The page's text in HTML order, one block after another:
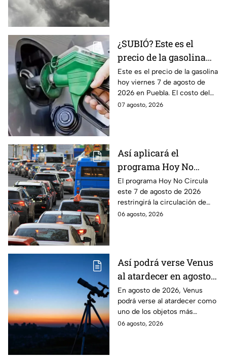
¿SUBIÓ? Este es el
precio de la gasolina
Puebla hoy viernes 7 de
agosto de 2026
Este es el precio de la gasolina
hoy viernes 7 de agosto de
2026 en Puebla. El costo del
combustible cambia todos los
07 agosto, 2026
Así aplicará el
programa Hoy No
Circula este 7 de agosto
de 2026 en CDMX y
Edomex
El programa Hoy No Circula
este 7 de agosto de 2026
restringirá la circulación de
vehículos en la Ciudad de
06 agosto, 2026
Así podrá verse Venus
al atardecer en agosto
este 2026: ¿Cuándo y
dónde observarlo
desde Puebla?
En agosto de 2026, Venus
podrá verse al atardecer como
uno de los objetos más
brillantes del cielo. Conoce la
06 agosto, 2026